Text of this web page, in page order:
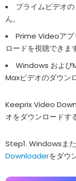
プライムビデオ
ん。
Prime Videoアプ
ロードを視聴できま
Windows および
Maxビデオのダウン
Keeprix Video
オをダウンロードす
Step1. Windowsま
Downloaderをダウ